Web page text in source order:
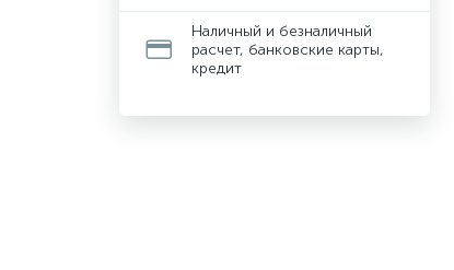
Наличный и безналичный
расчет, банковские карты,
кредит